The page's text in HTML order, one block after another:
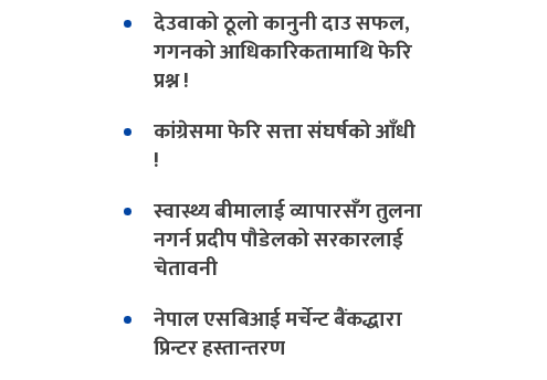
देउवाको ठूलो कानुनी दाउ सफल,
गगनको आधिकारिकतामाथि फेरि
प्रश्न !
कांग्रेसमा फेरि सत्ता संघर्षको आँधी
!
स्वास्थ्य बीमालाई व्यापारसँग तुलना
नगर्न प्रदीप पौडेलको सरकारलाई
चेतावनी
नेपाल एसबिआई मर्चेन्ट बैंकद्धारा
प्रिन्टर हस्तान्तरण